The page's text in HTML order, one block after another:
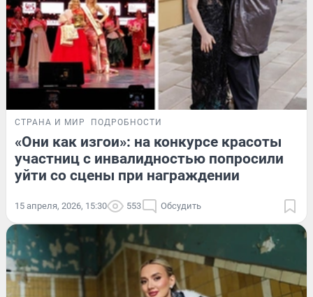
СТРАНА И МИР ПОДРОБНОСТИ
«Они как изгои»: на конкурсе красоты
участниц с инвалидностью попросили
уйти со сцены при награждении
15 апреля, 2026, 15:30 553 Обсудить